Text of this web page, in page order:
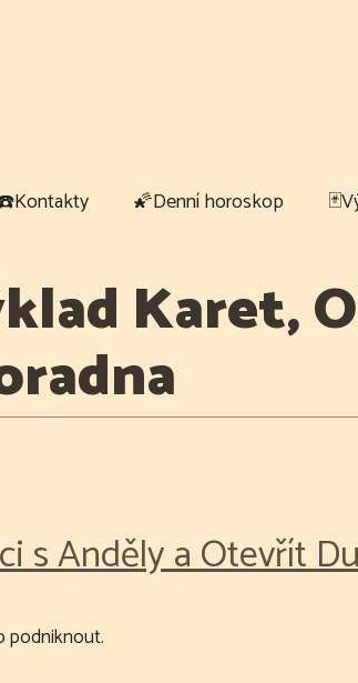
🌠Denní horoskop
Karet,
s Anděly a Otevřít
podniknout.